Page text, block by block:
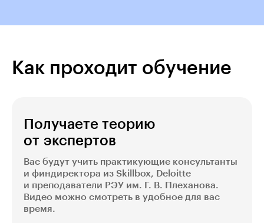
Как проходит обучение
Получаете теорию
от экспертов
Вас будут учить практикующие консультанты
и финдиректора из Skillbox, Deloitte
и преподаватели РЭУ им. Г. В. Плеханова.
Видео можно смотреть в удобное для вас
время.